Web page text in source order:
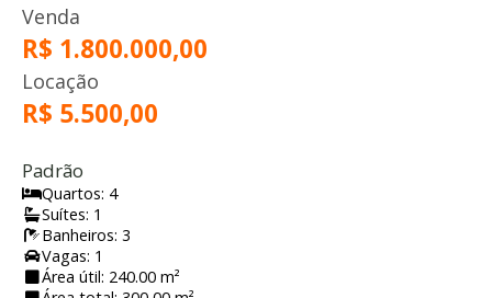
Venda
R$ 1.800.000,00
Locação
R$ 5.500,00
Padrão
Quartos: 4
Suítes: 1
Banheiros: 3
Vagas: 1
Área útil: 240.00 m²